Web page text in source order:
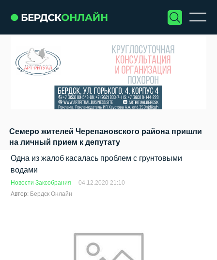
Семеро жителей Черепановского района пришли
на личный прием к депутату
Одна из жалоб касалась проблем с грунтовыми
водами
Новости Заксобрания
04.12.2020 21:10
Автор: Бердск Онлайн